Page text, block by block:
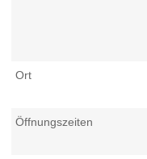
Ort
Öffnungszeiten